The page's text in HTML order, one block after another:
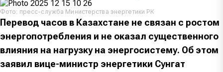
Фото: пресс-служба Министерства энергетики РК
Перевод часов в Казахстане не связан с ростом
энергопотребления и не оказал существенного
влияния на нагрузку на энергосистему. Об этом
заявил вице-министр энергетики Сунгат